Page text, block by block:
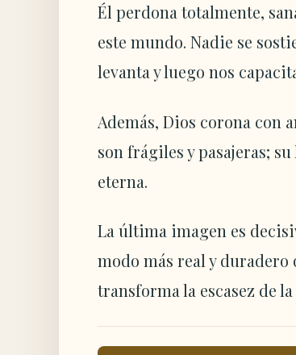
Él perdona totalmente,
este mundo. Nadie se
levanta y luego nos
Además, Dios corona con
son frágiles y pasajeras;
eterna.
La última imagen es
modo más real y
transforma la escasez de